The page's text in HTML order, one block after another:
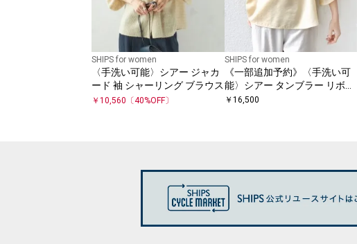
SHIPS for women
〈手洗い可能〉シアー ジャカ
ード 袖 シャーリング ブラウス
￥ 10,560 〔40%OFF〕
SHIPS for women
《一部追加予約》〈手洗い可
能〉シアー タンブラー リボン
デザイン 長袖 ブラウス
￥ 16,500